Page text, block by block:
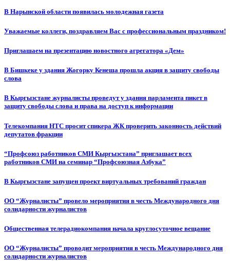
В Нарынской области появилась молодежная газета
Уважаемые коллеги, поздравляем Вас с профессиональным праздником!
Приглашаем на презентацию новостного агрегатора «Дем»
В Бишкеке у здания Жогорку Кенеша прошла акция в защиту свободы
слова
В Кыргызстане журналисты проведут у здания парламента пикет в
защиту свободы слова и права на доступ к информации
Телекомпания НТС просит спикера ЖК проверить законность действий
депутатов фракции
“Профсоюз работников СМИ Кыргызстана” приглашает всех
работников СМИ на семинар “Профсоюзная Азбука”
В Кыргызстане запущен проект виртуальных требований граждан
ОО “Журналисты” провело мероприятия в честь Международного дня
солидарности журналистов
Общественная телерадиокомпания начала круглосуточное вещание
ОО “Журналисты” проводит мероприятия в честь Международного дня
солидарности журналистов